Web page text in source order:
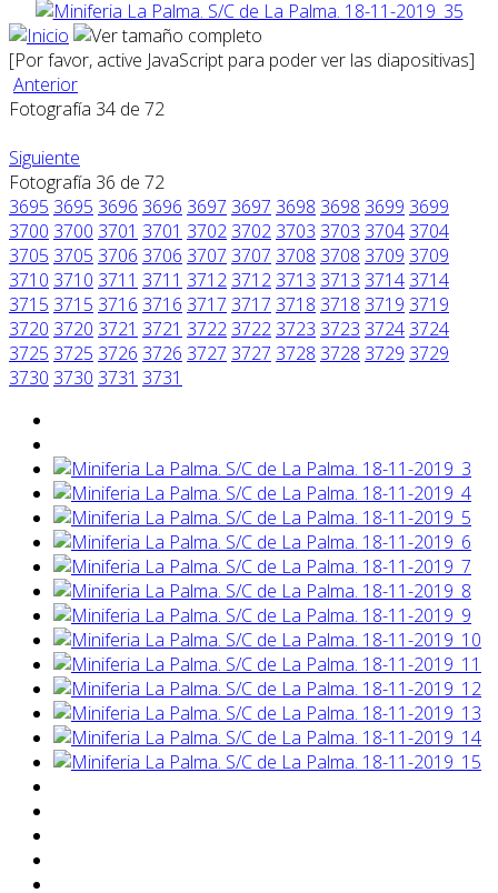
[Por favor, active JavaScript para poder ver las diapositivas]
Anterior
Fotografía 34 de 72
Siguiente
Fotografía 36 de 72
3695 3695 3696 3696 3697 3697 3698 3698 3699 3699
3700 3700 3701 3701 3702 3702 3703 3703 3704 3704
3705 3705 3706 3706 3707 3707 3708 3708 3709 3709
3710 3710 3711 3711 3712 3712 3713 3713 3714 3714
3715 3715 3716 3716 3717 3717 3718 3718 3719 3719
3720 3720 3721 3721 3722 3722 3723 3723 3724 3724
3725 3725 3726 3726 3727 3727 3728 3728 3729 3729
3730 3730 3731 3731